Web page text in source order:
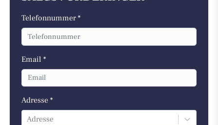
Telefonnummer *
Email *
Adresse *
Adresse